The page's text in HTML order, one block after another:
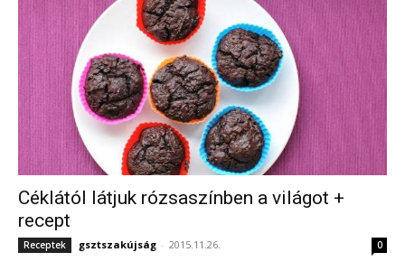
Céklától látjuk rózsaszínben a világot +
recept
Receptek gsztszakújság - 2015.11.26. 0